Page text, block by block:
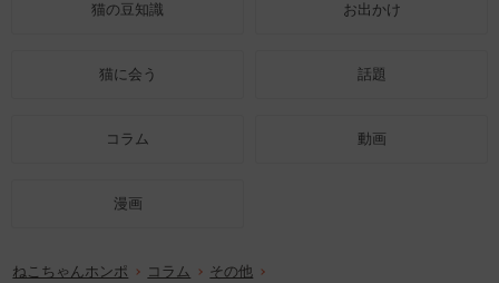
猫の豆知識 お出かけ
猫に会う 話題
コラム 動画
漫画
ねこちゃんホンポ コラム
その他